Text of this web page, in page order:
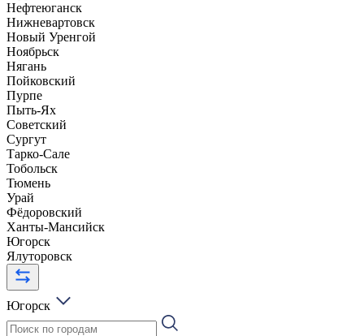
Нефтеюганск
Нижневартовск
Новый Уренгой
Ноябрьск
Нягань
Пойковский
Пурпе
Пыть-Ях
Советский
Сургут
Тарко-Сале
Тобольск
Тюмень
Урай
Фёдоровский
Ханты-Мансийск
Югорск
Ялуторовск
Югорск